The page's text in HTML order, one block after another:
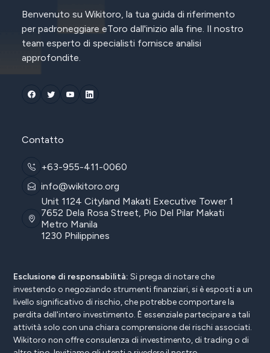
Benvenuto su Wikitoro, la tua guida di riferimento
per padroneggiare eToro dall'inizio alla fine. Il nostro
team esperto di specialisti fornisce analisi
approfondite.
Contatto
+63-955-411-0060
info@wikitoro.org
Unit 1124 Cityland Makati Executive Tower 1
7652 Dela Rosa Street, Pio Del Pilar Makati
Metro Manila
1230 Philippines
Esclusione di responsabilità: Si prega di notare che
investendo o negoziando strumenti finanziari, si è esposti a un
livello significativo di rischio, che potrebbe comportare la
perdita dell'intero investimento. È essenziale partecipare a tali
attività solo con una chiara comprensione dei rischi associati.
Wikitoro non offre consulenza di investimento, di trading o di